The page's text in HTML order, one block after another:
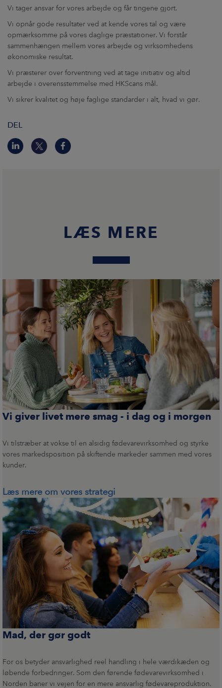
Vi tager ansvar for vores arbejde og får tingene gjort.
Vi opnår gode resultater ved at kende vores tal og være
opmærksomme på vores daglige præstationer. Vi forstår
sammenhængen mellem vores arbejde og virksomhedens
økonomiske resultat.
Vi præsterer over forventning ved at tage initiativ og altid
arbejde i overensstemmelse med HKScans mål.
Vi sikrer kvalitet og høje faglige standarder i alt, hvad vi gør.
DEL
LÆS MERE
Vi giver livet mere smag - i dag og i morgen
Vi tilstræber at vokse til en alsidig fødevarevirksomhed og styrke
vores markedsposition på skiftende markeder sammen med vores
kunder.
Læs mere om vores strategi
Mad, der gør godt
For os betyder ansvarlighed reel handling i hele værdikæden og
løbende forbedringer. Som den førende fødevarevirksomhed i
Norden baner vi vejen for en mere ansvarlig fødevareproduktion.